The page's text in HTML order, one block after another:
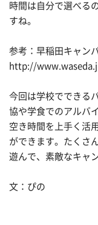
時間は自分で選べる
すね。
参考：早稲田キャン
http://
今回は学校でできる
協や学食でのアルバ
空き時間を上手く活
ができます。たくさ
遊んで、素敵なキャ
文：ぴの